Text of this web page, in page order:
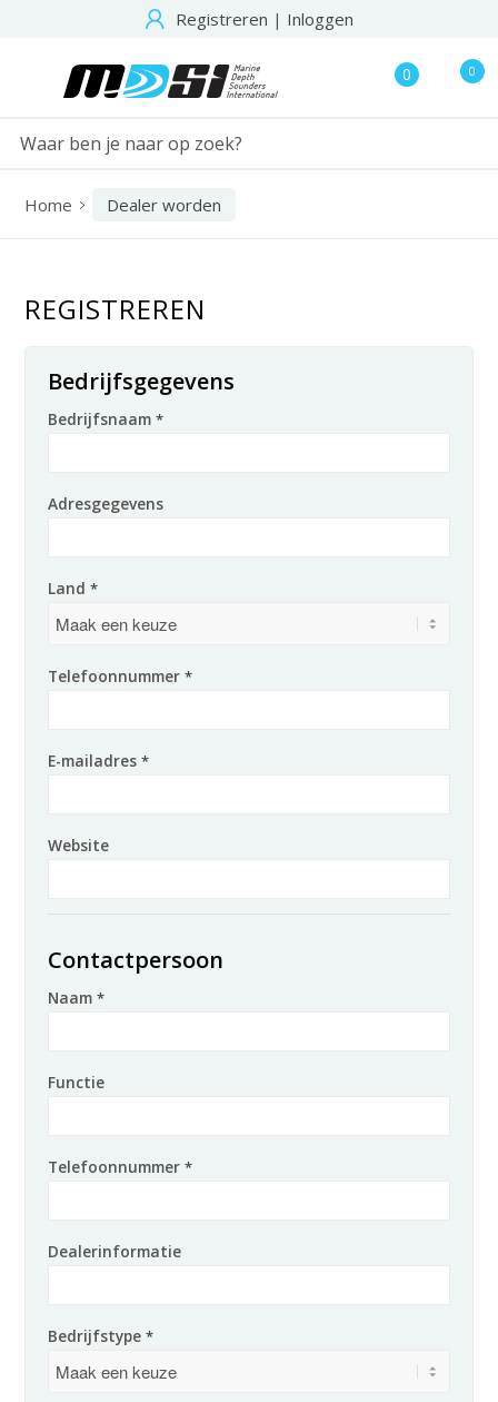
Registreren | Inloggen
0 0
Home Dealer worden
REGISTREREN
Bedrijfsgegevens
Bedrijfsnaam*
Adresgegevens
Land*
Telefoonnummer*
E-mailadres*
Website
Contactpersoon
Naam*
Functie
Telefoonnummer*
Dealerinformatie
Bedrijfstype*